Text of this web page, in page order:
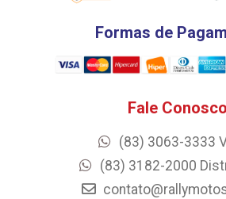
Formas de
Fale Conosco
(83) 3063-3333
(83) 3182-2000